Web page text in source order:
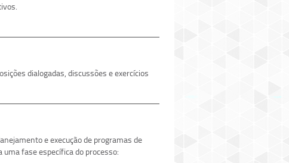
dialogadas, discussões e exercícios
e execução de programas de
fase específica do processo: